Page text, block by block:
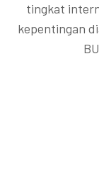
tingkat
kepentingan